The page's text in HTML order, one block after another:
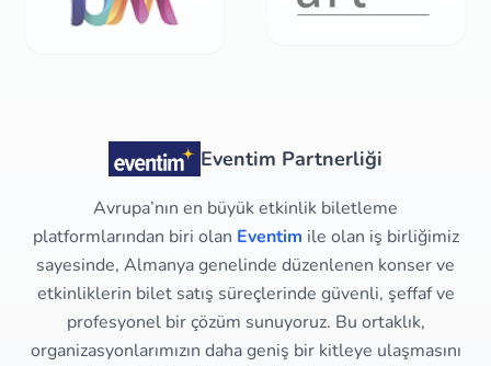
Eventim Partnerliği
Avrupa’nın en büyük etkinlik biletleme
platformlarından biri olan Eventim ile olan iş birliğimiz
sayesinde, Almanya genelinde düzenlenen konser ve
etkinliklerin bilet satış süreçlerinde güvenli, şeffaf ve
profesyonel bir çözüm sunuyoruz. Bu ortaklık,
organizasyonlarımızın daha geniş bir kitleye ulaşmasını